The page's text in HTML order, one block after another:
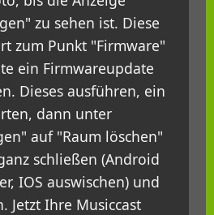
zu sehen ist. Diese
zum Punkt "Firmware"
ein Firmwareupdate
Dieses ausführen, ein
dann unter
auf "Raum löschen"
schließen (Android
IOS auswischen) und
Jetzt Ihre Musiccast